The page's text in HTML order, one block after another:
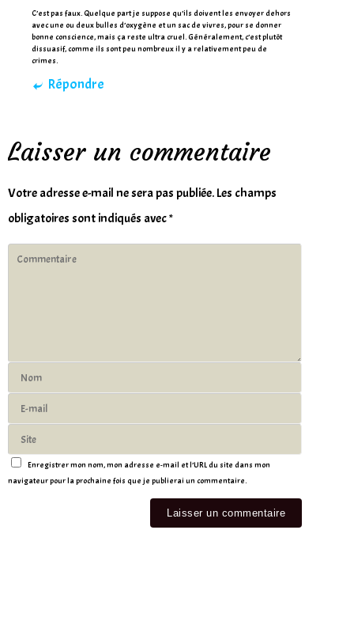
C’est pas faux. Quelque part je suppose qu’ils doivent les envoyer dehors
avec une ou deux bulles d’oxygène et un sac de vivres, pour se donner
bonne conscience, mais ça reste ultra cruel. Généralement, c’est plutôt
dissuasif, comme ils sont peu nombreux il y a relativement peu de
crimes.
Répondre
Laisser un commentaire
Votre adresse e-mail ne sera pas publiée.Les champs
obligatoires sont indiqués avec*
Enregistrer mon nom, mon adresse e-mail et l’URL du site dans mon
navigateur pour la prochaine fois que je publierai un commentaire.